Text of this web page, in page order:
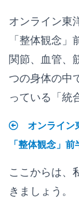
オンライン東
「整体観念」
関節、血管、
つの身体の中
っている「統
オンライン
「整体観念」前
ここからは、
きましょう。